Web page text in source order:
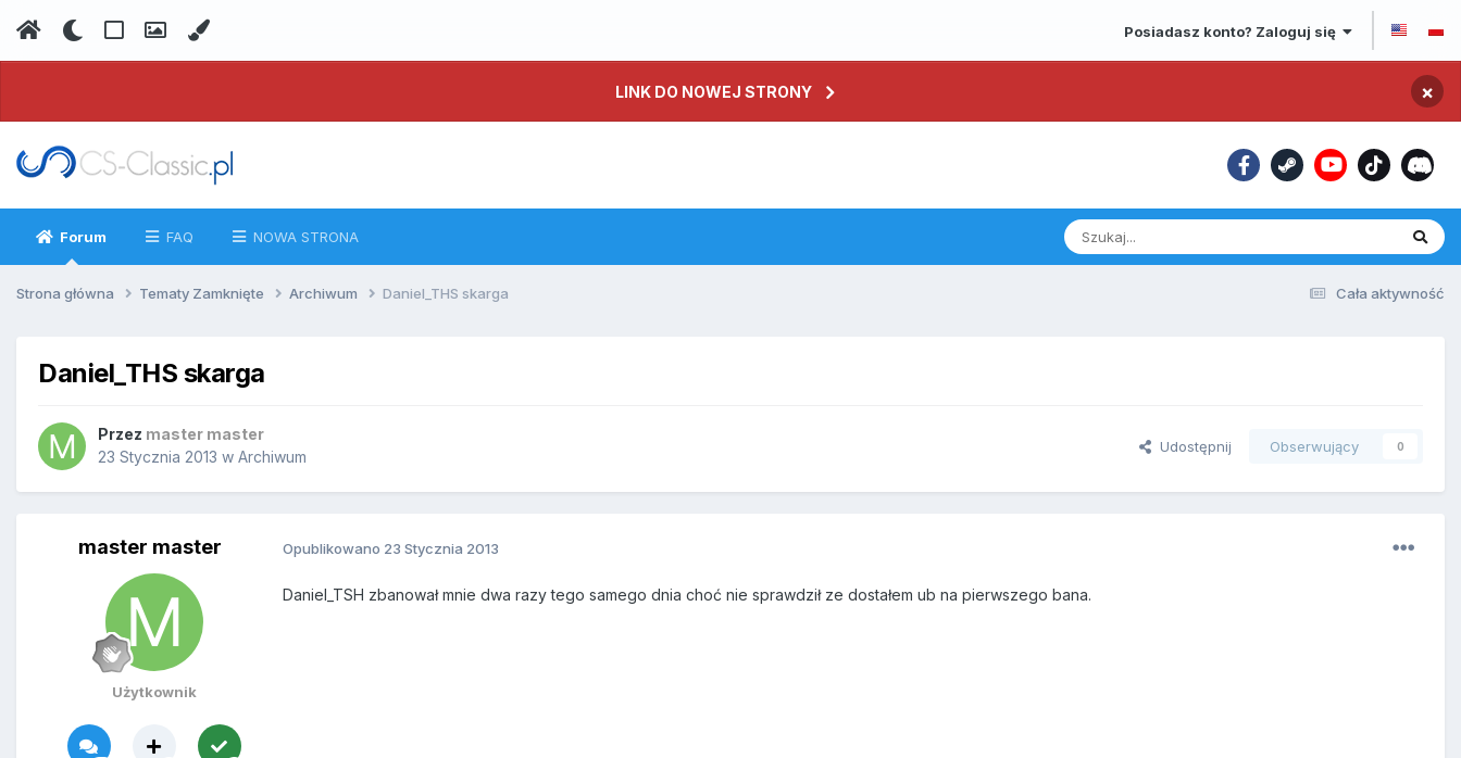
Posiadasz konto? Zaloguj się
LINK DO NOWEJ STRONY ×
Forum FAQ NOWA STRONA
Cała aktywność
Strona główna Tematy Zamknięte Archiwum Daniel_THS skarga
Daniel_THS skarga
Przez master master
23 Stycznia 2013 w Archiwum
Udostępnij Obserwujący 0
master master
Użytkownik
Opublikowano 23 Stycznia 2013
Daniel_TSH zbanował mnie dwa razy tego samego dnia choć nie sprawdził ze dostałem ub na pierwszego bana.